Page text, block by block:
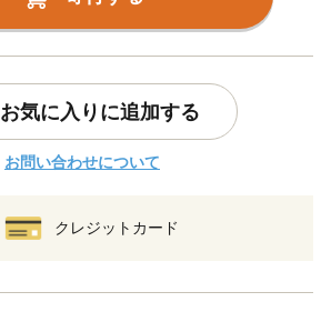
お気に入りに追加する
お問い合わせについて
クレジットカード